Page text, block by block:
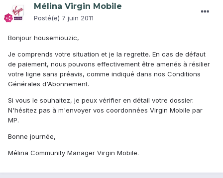
Mélina Virgin Mobile
Posté(e) 7 juin 2011
Bonjour housemiouzic,
Je comprends votre situation et je la regrette. En cas de défaut
de paiement, nous pouvons effectivement être amenés à résilier
votre ligne sans préavis, comme indiqué dans nos Conditions
Générales d'Abonnement.
Si vous le souhaitez, je peux vérifier en détail votre dossier.
N'hésitez pas à m'envoyer vos coordonnées Virgin Mobile par
MP.
Bonne journée,
Mélina Community Manager Virgin Mobile.